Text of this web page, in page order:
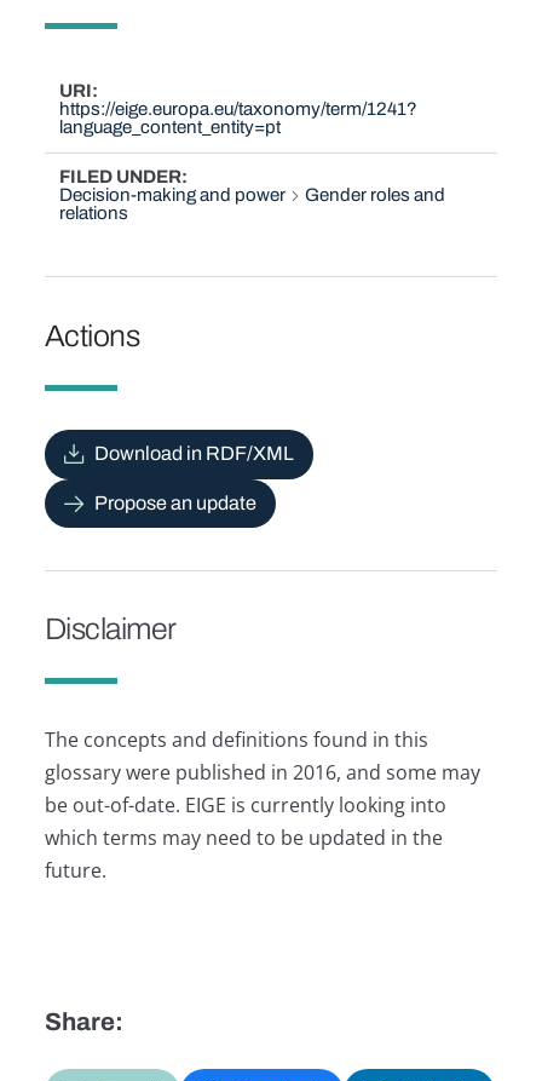
URI
https://eige.europa.eu/taxonomy/term/1241?
language_content_entity=pt
FILED UNDER
Decision-making and power
Gender roles and
relations
Actions
Download in RDF/XML
Propose an update
Disclaimer
The concepts and definitions found in this
glossary were published in 2016, and some may
be out-of-date. EIGE is currently looking into
which terms may need to be updated in the
future.
Share: